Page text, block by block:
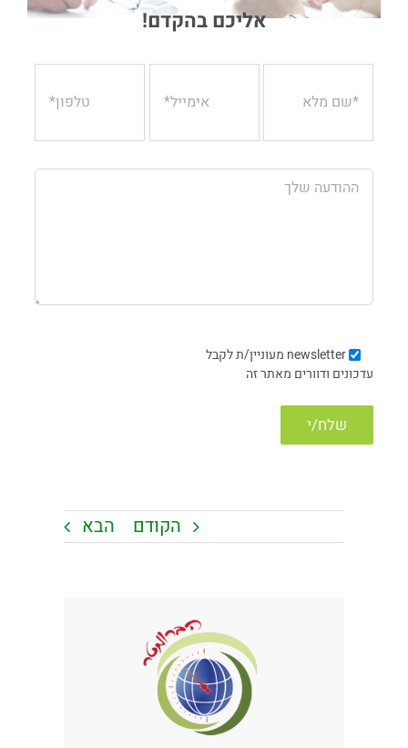
הקודם הבא
אליכם בהקדם!
newsletter מעוניין/ת לקבל
עדכונים ודוורים מאתר זה